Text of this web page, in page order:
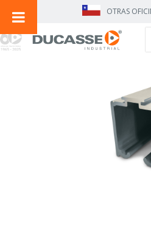
CONTENIDO
OTRAS